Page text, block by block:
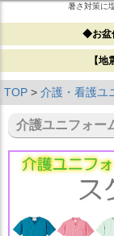
暑さ対策に
◆お盆
【
TOP 介護・看護ユ
介護ユニフォー